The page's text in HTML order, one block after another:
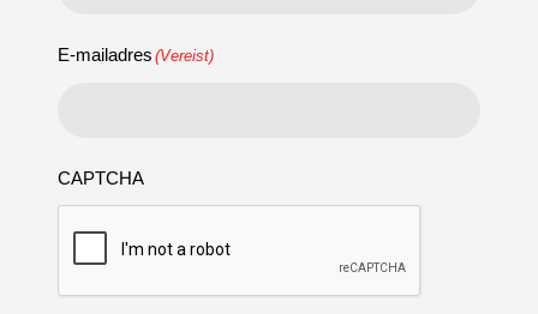
E-mailadres (Vereist)
CAPTCHA